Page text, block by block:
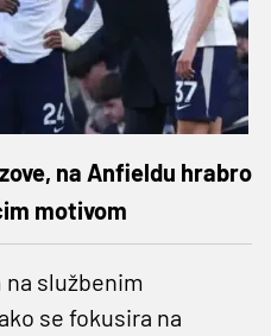
na Anfieldu hrabro
motivom
službenim
se fokusira na